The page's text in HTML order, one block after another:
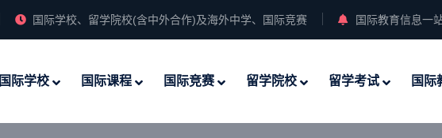
国际学校、留学院校(含中外合作)及海外中学、国际竞赛 国际教育信息一
国际学校 国际课程 国际竞赛 留学院校 留学考试 国际